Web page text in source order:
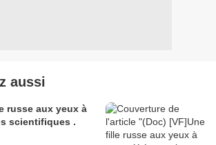
aussi
russe aux yeux à
scientifiques .